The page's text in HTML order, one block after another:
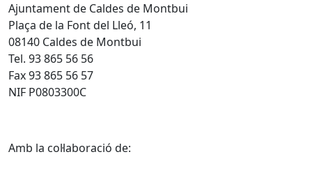
Ajuntament de Caldes de Montbui
Plaça de la Font del Lleó, 11
08140 Caldes de Montbui
Tel. 93 865 56 56
Fax 93 865 56 57
NIF P0803300C
Amb la col·laboració de: